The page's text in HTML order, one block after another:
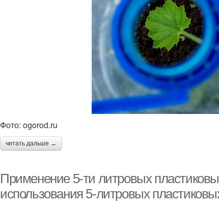
Фото: ogorod.ru
читать дальше →
Применение 5-ти литровых
использования 5-литровых